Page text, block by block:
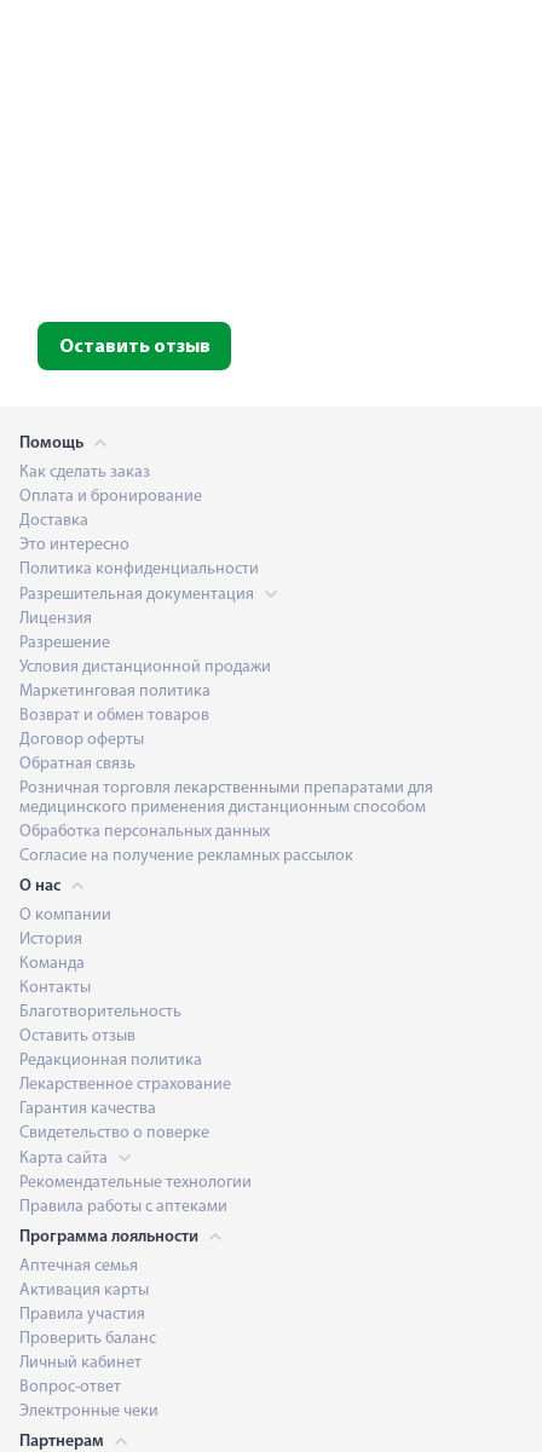
Оставить отзыв
Помощь
Как сделать заказ
Оплата и бронирование
Доставка
Это интересно
Политика конфиденциальности
Разрешительная документация
Лицензия
Разрешение
Условия дистанционной продажи
Маркетинговая политика
Возврат и обмен товаров
Договор оферты
Обратная связь
Розничная торговля лекарственными препаратами для
медицинского применения дистанционным способом
Обработка персональных данных
Согласие на получение рекламных рассылок
О нас
О компании
История
Команда
Контакты
Благотворительность
Оставить отзыв
Редакционная политика
Лекарственное страхование
Гарантия качества
Свидетельство о поверке
Карта сайта
Рекомендательные технологии
Правила работы с аптеками
Программа лояльности
Аптечная семья
Активация карты
Правила участия
Проверить баланс
Личный кабинет
Вопрос-ответ
Электронные чеки
Партнерам